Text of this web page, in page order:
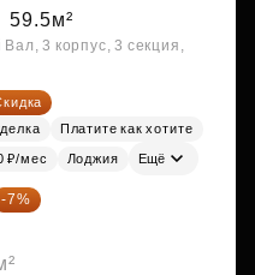
59.5м²
3 корпус, 3 секция,
Платите как хотите
₽/мес Лоджия Ещё
-7%